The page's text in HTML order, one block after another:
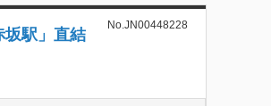
坂駅」直結
No.JN00448228